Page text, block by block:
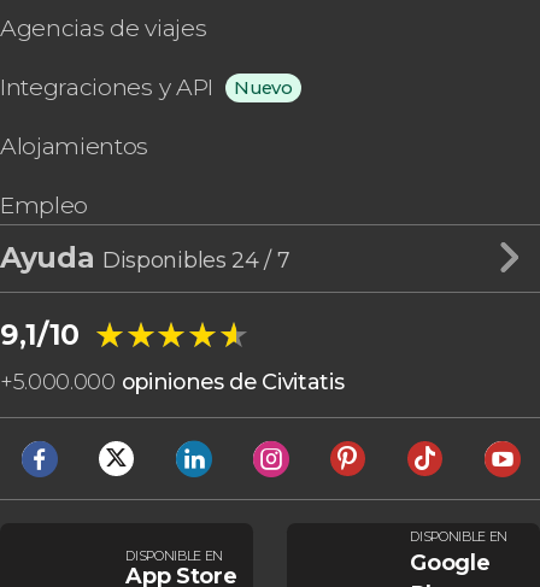
Agencias de viajes
Integraciones y API Nuevo
Alojamientos
Empleo
Ayuda Disponibles 24 / 7
9,1/10 ★★★★★
★★★★★
+5.000.000 opiniones de Civitatis
DISPONIBLE EN
App Store
DISPONIBLE EN
Google